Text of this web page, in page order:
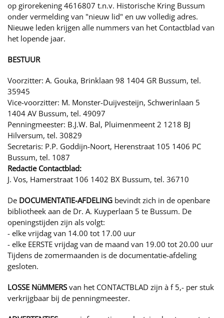
op girorekening 4616807 t.n.v. Historische Kring Bussum
onder vermelding van "nieuw lid" en uw volledig adres.
Nieuwe leden krijgen alle nummers van het Contactblad van
het lopende jaar.
BESTUUR
Voorzitter: A. Gouka, Brinklaan 98 1404 GR Bussum, tel.
35945
Vice-voorzitter: M. Monster-Duijvesteijn, Schwerinlaan 5
1404 AV Bussum, tel. 49097
Penningmeester: B.J.W. Bal, Pluimenmeent 2 1218 BJ
Hilversum, tel. 30829
Secretaris: P.P. Goddijn-Noort, Herenstraat 105 1406 PC
Bussum, tel. 1087
Redactie Contactblad:
J. Vos, Hamerstraat 106 1402 BX Bussum, tel. 36710
De DOCUMENTATIE-AFDELING bevindt zich in de openbare
bibliotheek aan de Dr. A. Kuyperlaan 5 te Bussum. De
openingstijden zijn als volgt:
- elke vrijdag van 14.00 tot 17.00 uur
- elke EERSTE vrijdag van de maand van 19.00 tot 20.00 uur
Tijdens de zomermaanden is de documentatie-afdeling
gesloten.
LOSSE NüMMERS van het CONTACTBLAD zijn à f 5,- per stuk
verkrijgbaar bij de penningmeester.